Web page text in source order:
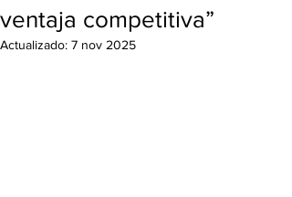
ventaja competitiva”
Actualizado: 7 nov 2025